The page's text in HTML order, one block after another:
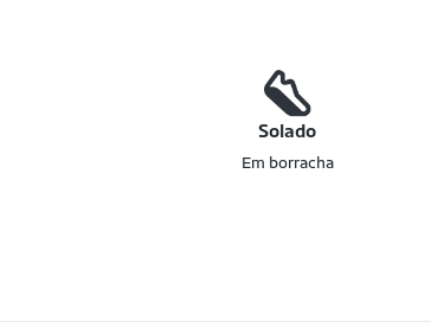
Solado
Em borracha